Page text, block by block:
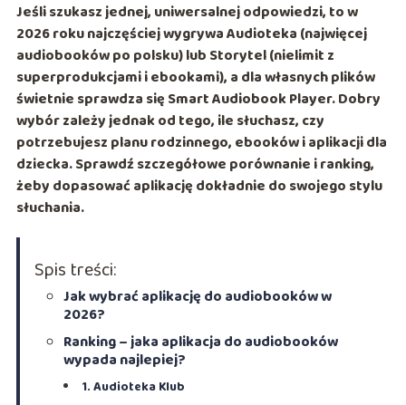
Jeśli szukasz jednej, uniwersalnej odpowiedzi, to w
2026 roku najczęściej wygrywaAudioteka (najwięcej
audiobooków po polsku) lub Storytel(nielimit z
superprodukcjami i ebookami), a dla własnych plików
świetnie sprawdza się Smart Audiobook Player. Dobry
wybór zależy jednak od tego, ile słuchasz, czy
potrzebujesz planu rodzinnego, ebooków i aplikacji dla
dziecka. Sprawdź szczegółowe porównanie i ranking,
żeby dopasować aplikację dokładnie do swojego stylu
słuchania.
Spis treści:
Jak wybrać aplikację do audiobooków w
2026?
Ranking – jaka aplikacja do audiobooków
wypada najlepiej?
1. Audioteka Klub